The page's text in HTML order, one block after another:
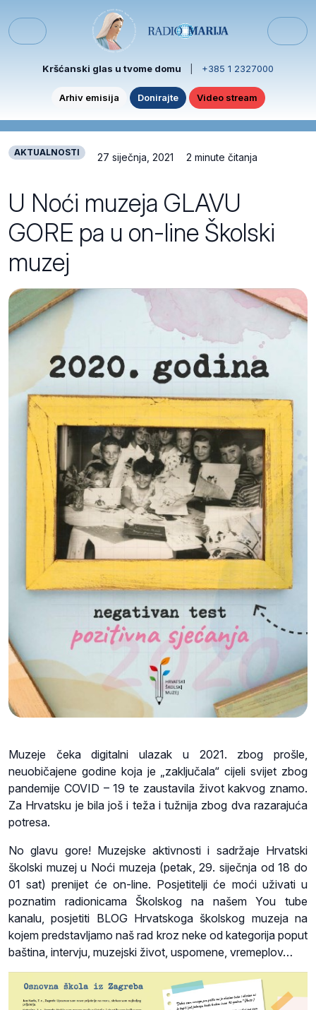
Menu
Kršćanski glas u tvome domu +385 1 2327000
Arhiv emisija Donirajte Video stream
AKTUALNOSTI 27 siječnja, 2021 2 minute čitanja
U Noći muzeja GLAVU
GORE pa u on-line Školski
muzej
Muzeje čeka digitalni ulazak u 2021. zbog prošle,
neuobičajene godine koja je „zaključala“ cijeli svijet zbog
pandemije COVID – 19 te zaustavila život kakvog znamo.
Za Hrvatsku je bila još i teža i tužnija zbog dva razarajuća
potresa.
No glavu gore! Muzejske aktivnosti i sadržaje Hrvatski
školski muzej u Noći muzeja (petak, 29. siječnja od 18 do
01 sat) prenijet će on-line. Posjetitelji će moći uživati u
poznatim radionicama Školskog na našem You tube
kanalu, posjetiti BLOG Hrvatskoga školskog muzeja na
kojem predstavljamo naš rad kroz neke od kategorija poput
baština, intervju, muzejski život, uspomene, vremeplov…